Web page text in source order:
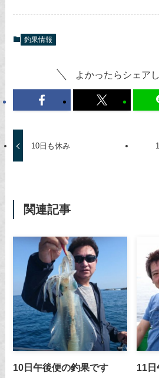
釣果情報
よかったらシェア
10日も休み
関連記事
10日午後便の釣果です 11